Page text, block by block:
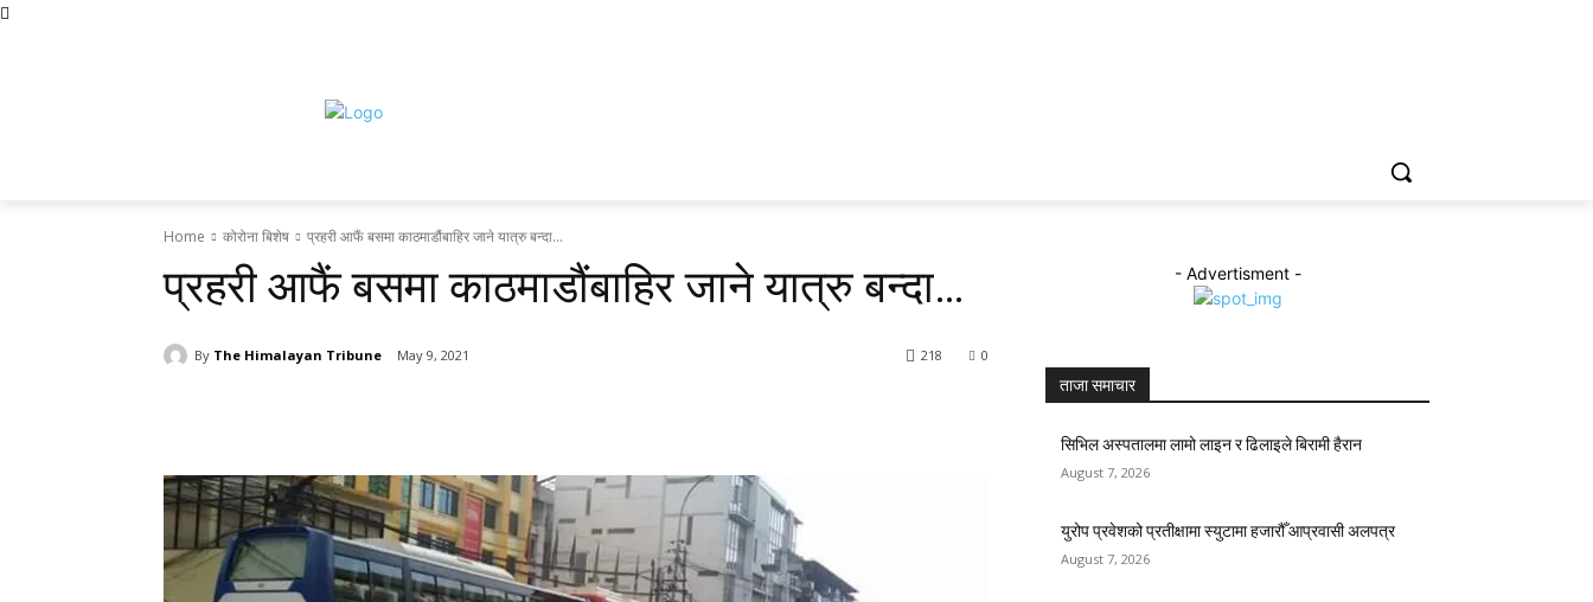
Home कोरोना बिशेष प्रहरी आफैं बसमा काठमाडौंबाहिर जाने यात्रु बन्दा...
प्रहरी आफैं बसमा काठमाडौंबाहिर जाने यात्रु बन्दा…
By The Himalayan Tribune May 9, 2021 0
218
- Advertisment -
ताजा समाचार
सिभिल अस्पतालमा लामो लाइन र ढिलाइले बिरामी हैरान
August 7, 2026
युरोप प्रवेशको प्रतीक्षामा स्युटामा हजारौँ आप्रवासी अलपत्र
August 7, 2026